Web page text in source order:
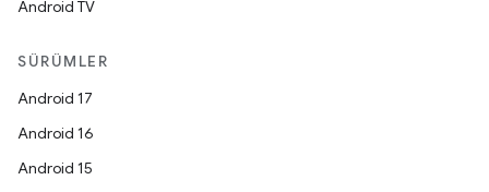
Android TV
SÜRÜMLER
Android 17
Android 16
Android 15